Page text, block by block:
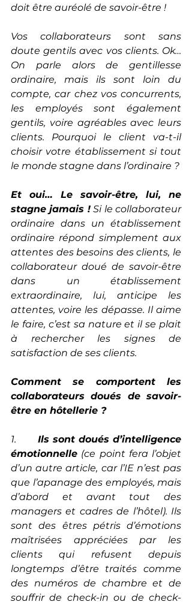
doit être auréolé de savoir-être !
Vos collaborateurs sont sans
doute gentils avec vos clients. Ok…
On parle alors de gentillesse
ordinaire, mais ils sont loin du
compte, car chez vos concurrents,
les employés sont également
gentils, voire agréables avec leurs
clients. Pourquoi le client va-t-il
choisir votre établissement si tout
le monde stagne dans l’ordinaire ?
Et oui… Le savoir-être, lui, ne
stagne jamais ! Si le collaborateur
ordinaire dans un établissement
ordinaire répond simplement aux
attentes des besoins des clients, le
collaborateur doué de savoir-être
dans un établissement
extraordinaire, lui, anticipe les
attentes, voire les dépasse. Il aime
le faire, c’est sa nature et il se plait
à rechercher les signes de
satisfaction de ses clients.
Comment se comportent les
collaborateurs doués de savoir-
être en hôtellerie ?
1. Ils sont doués d’intelligence
émotionnelle (ce point fera l’objet
d’un autre article, car l’IE n’est pas
que l’apanage des employés, mais
d’abord et avant tout des
managers et cadres de l’hôtel). Ils
sont des êtres pétris d’émotions
maîtrisées appréciées par les
clients qui refusent depuis
longtemps d’être traités comme
des numéros de chambre et de
souffrir de check-in ou de check-